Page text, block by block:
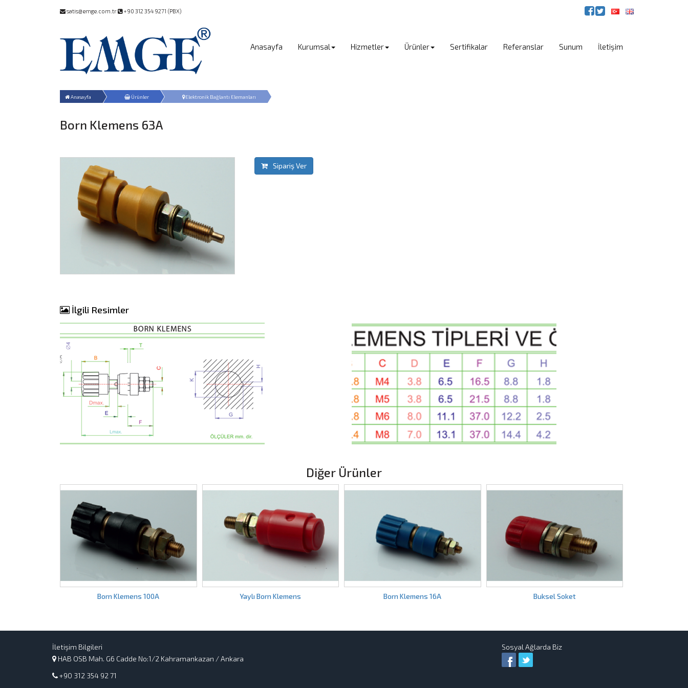
satis@emge.com.tr +90 312 354 9271 (PBX)
Anasayfa Kurumsal Hizmetler Ürünler Sertifikalar Referanslar Sunum İletişim
Anasayfa Ürünler Elektronik Bağlantı Elemanları
Born Klemens 63A
Sipariş Ver
İlgili Resimler
Diğer Ürünler
Yaylı Born Klemens Born Klemens 16A Buksel Soket Born Klemens 32A
İletişim Bilgileri
HAB OSB Mah. G6 Cadde No:1/2 Kahramankazan / Ankara
+90 312 354 92 71
Sosyal Ağlarda Biz